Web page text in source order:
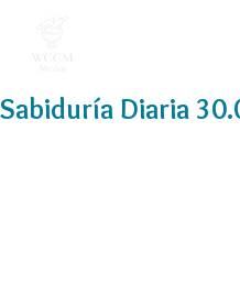
Sabiduría Diaria